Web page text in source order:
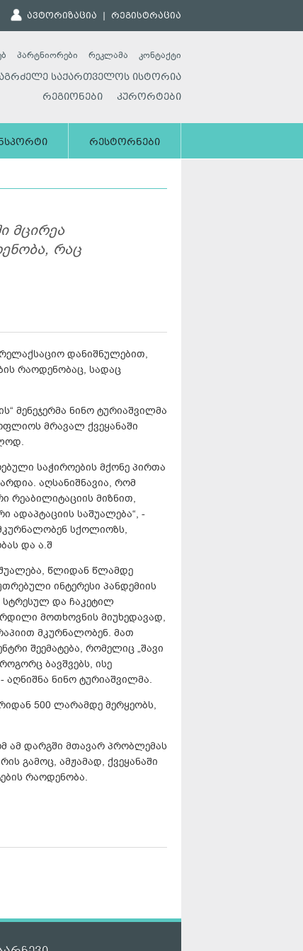
ავტორიზაცია | რეგისტრაცია
პარტნიორები რეკლამა კონტაქტი
საქართველოს ისტორია
რეგიონები
კურორტები
რესტორნები
მცირეა
რაც
დანიშნულებით,
რაოდენობაც, სადაც
მენეჯერმა ნინო ტურიაშვილმა
მრავალ ქვეყანაში
საჭიროების მქონე პირთა
აღსანიშნავია, რომ
რეაბილიტაციის მიზნით,
საშუალება“, -
სქოლიოზს,
და ა.შ
წლიდან წლამდე
ინტერესი პანდემიის
სტრესულ და ჩაკეტილ
მოთხოვნის მიუხედავად,
მკურნალობენ. მათ
შეემატება, რომელიც „შავი
ბავშვებს, ისე
აღნიშნა ნინო ტურიაშვილმა.
500 ლარამდე მერყეობს,
ამ დარგში მთავარ პრობლემას
გამოც, ამჟამად, ქვეყანაში
რაოდენობა.